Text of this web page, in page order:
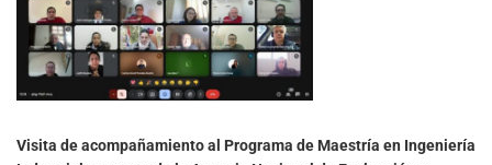
Visita de acompañamiento al Programa de Maestría en Ingeniería